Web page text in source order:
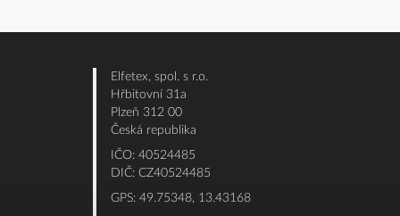
Elfetex, spol. s r.o.
Hřbitovní 31a
Plzeň 312 00
Česká republika
IČO: 40524485
DIČ: CZ40524485
GPS: 49.75348, 13.43168